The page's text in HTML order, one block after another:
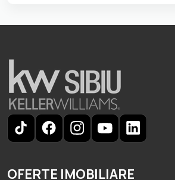
OFERTE IMOBILIARE